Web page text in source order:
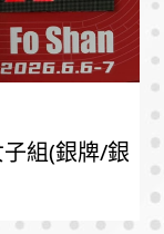
組(銀牌/銀